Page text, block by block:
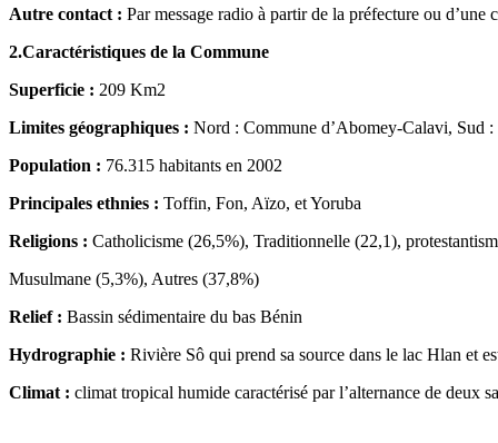
Autre contact : Par message radio à partir de la préfecture ou
2.Caractéristiques de la Commune
Superficie : 209 Km2
Limites géographiques : Nord : Commune d’Abomey-Calavi, Sud
Population : 76.315 habitants en 2002
Principales ethnies : Toffin, Fon, Aïzo, et Yoruba
Religions : Catholicisme (26,5%), Traditionnelle (22,1),
Musulmane (5,3%), Autres (37,8%)
Relief : Bassin sédimentaire du bas Bénin
Hydrographie : Rivière Sô qui prend sa source dans le lac Hlan et
Climat : climat tropical humide caractérisé par l’alternance de deux